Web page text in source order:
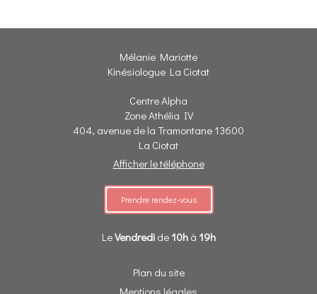
Mélanie Mariotte
Kinésiologue La Ciotat
Centre Alpha
Zone Athélia IV
404, avenue de la Tramontane 13600
La Ciotat
Afficher le téléphone
Prendre rendez-vous
LeVendredide 10hà 19h
Plan du site